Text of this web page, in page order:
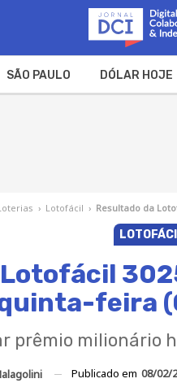
SÃO PAULO DÓLAR HOJE
› Lotofácil › Resultado da
feira
prêmio milionário
Publicado em 08/02/